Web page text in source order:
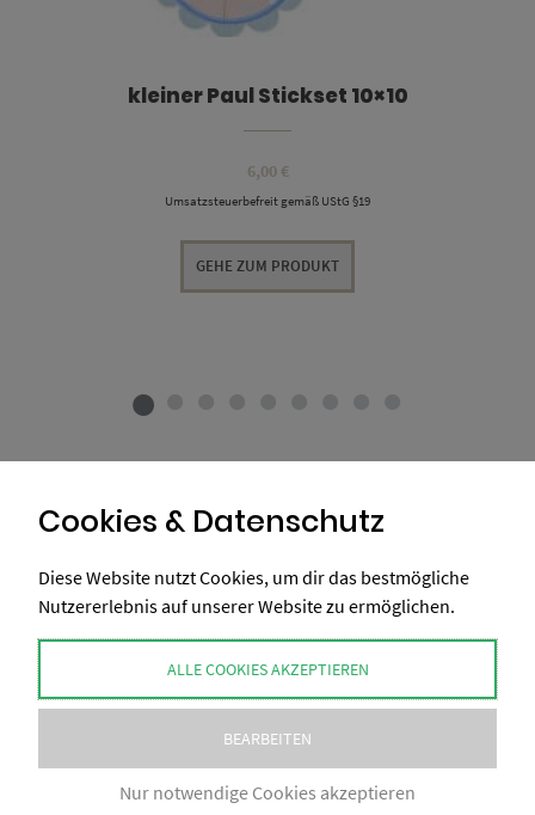
kleiner Paul Stickset 10×10
6,00 €
Umsatzsteuerbefreit gemäß UStG §19
GEHE ZUM PRODUKT
IMPRESSUM
AGB NUTZUNGSBEDINGUNGEN DATENSCHUTZ
Cookies & Datenschutz
Diese Website nutzt Cookies, um dir das bestmögliche
Nutzererlebnis auf unserer Website zu ermöglichen.
ALLE COOKIES AKZEPTIEREN
BEARBEITEN
Nur notwendige Cookies akzeptieren